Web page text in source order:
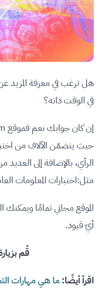
هل ترغب في معرفة المزيد
في الوقت ذاته؟
حيث يتضمّن الآلاف من
الرأي، بالإضافة إلى
مثل:اختبارات المعلومات
الموقع مجاني تمامًا
أيّ قيود.
قُم
اقرأ أيضًا:ما هي مهارات